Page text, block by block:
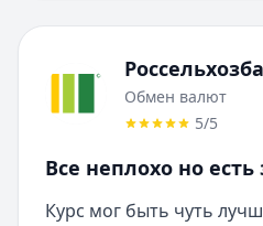
Обмен валют
5/5
Все неплохо но есть
Курс мог быть чуть